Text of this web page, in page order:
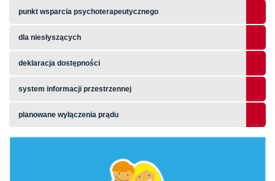
punkt wsparcia psychoterapeutycznego
dla niesłyszących
deklaracja dostępności
system informacji przestrzennej
planowane wyłączenia prądu